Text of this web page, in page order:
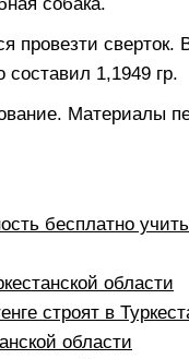
провезти сверток.
1,1949 гр.
Материалы
бесплатно
области
строят в
области